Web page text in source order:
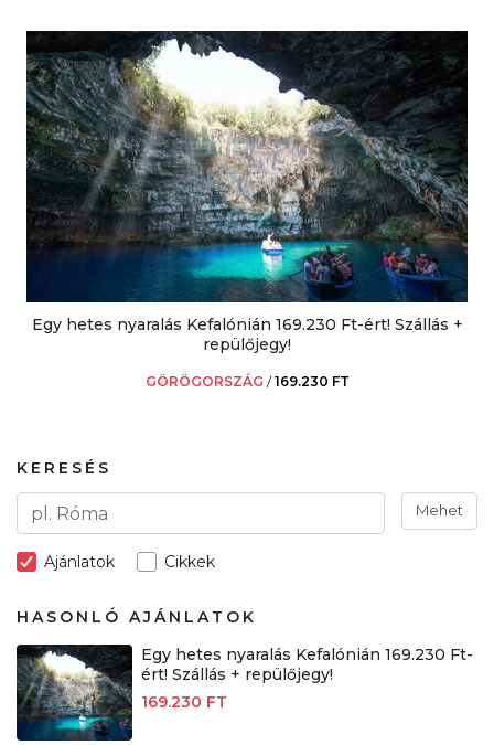
Egy hetes nyaralás Kefalónián 169.230 Ft-ért! Szállás +
repülőjegy!
GÖRÖGORSZÁG /169.230 FT
KERESÉS
Mehet
Ajánlatok Cikkek
HASONLÓ AJÁNLATOK
Egy hetes nyaralás Kefalónián 169.230 Ft-
ért! Szállás + repülőjegy!
169.230 FT